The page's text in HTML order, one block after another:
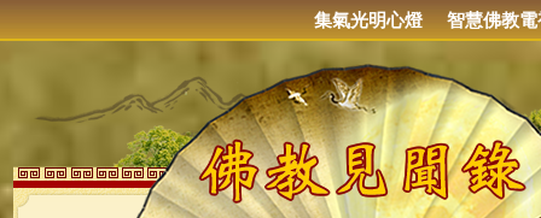
集氣光明心燈 智慧佛教電